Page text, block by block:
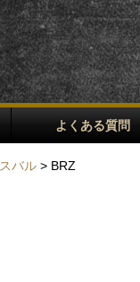
よくある質問
スバル> BRZ